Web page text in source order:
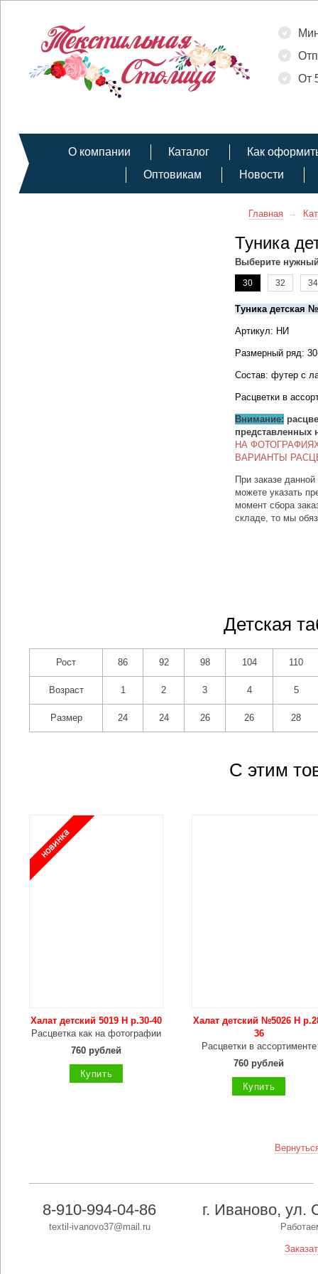
От
О компании Каталог
Как
Оптовикам
Новости
Главная
Туника
Выберите
30 32 34
Туника детская
Артикул: НИ
Размерный ряд:
Состав: футер с
Расцветки в
Внимание:
представленных
НА
ВАРИАНТЫ
При заказе
можете указать
момент сбора
складе, то мы
Детская
Рост 86 92 98 104 110
Возраст 1 2 3 4 5
Размер 24 24 26 26 28
С этим
Халат детский 5019 Н р.30-40
Расцветка как на фотографии
760 рублей
Купить
Халат детский №5026 Н
36
Расцветки в ассортименте
760 рублей
Купить
8-910-994-04-86
textil-ivanovo37@mail.ru
г. Иваново, ул.